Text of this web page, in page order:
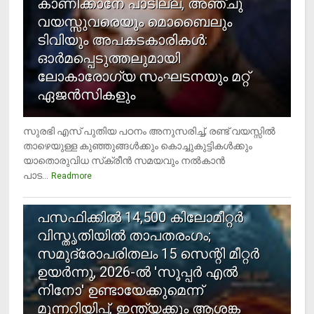
വയസ്സുവരെയും മൊബൈലും
ടിവിയും അപകടകാരികള്‍:
ഓര്‍മപ്പെടുത്തലുമായി
ലോകാരോഗ്യ സംഘടനയും മറ്റ്
ഏജന്‍സികളും
സുരഭി എസ് പുതിയ പഠനം അനുസരിച്ച്, രണ്ട് വയസ്സില്‍
താഴെയുള്ള കുഞ്ഞുങ്ങള്‍ക്കും കൊച്ചുകുട്ടികള്‍ക്കും
യാതൊരുവിധ സ്‌ക്രീന്‍ സമയവും നല്‍കാന്‍
പാട...
Readmore
പസഫിക്കില്‍ 14,500 കിലോമീറ്റര്‍
വിസ്തൃതിയില്‍ താപതരംഗം;
സമുദ്രോപരിതലം 15 സെന്റി മീറ്റര്‍
ഉയര്‍ന്നു, 2026-ല്‍ 'സൂപ്പര്‍ എല്‍
നിനോ' ഉണ്ടായേക്കുമെന്ന്
മുന്നറിയിപ്പ്, ഇന്ത്യക്കും ആശങ്ക